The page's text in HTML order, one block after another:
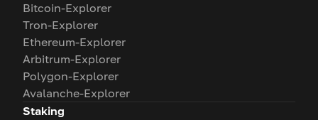
Bitcoin-Explorer
Tron-Explorer
Ethereum-Explorer
Arbitrum-Explorer
Polygon-Explorer
Avalanche-Explorer
Staking